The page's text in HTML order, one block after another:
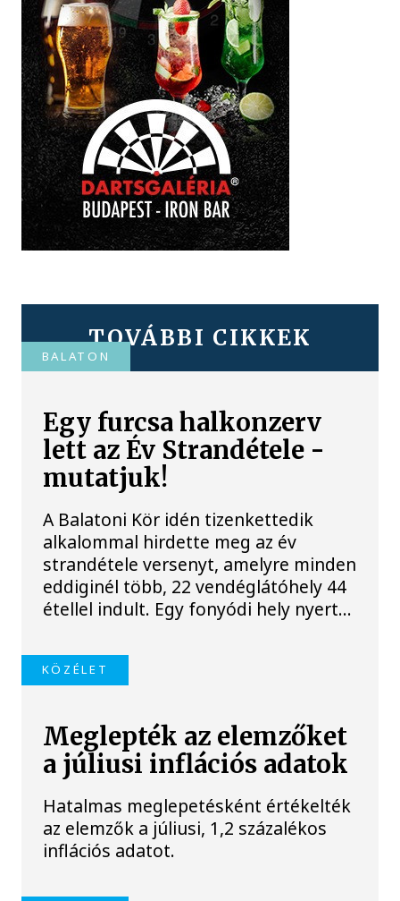
TOVÁBBI CIKKEK
BALATON
Egy furcsa halkonzerv
lett az Év Strandétele -
mutatjuk!
A Balatoni Kör idén tizenkettedik
alkalommal hirdette meg az év
strandétele versenyt, amelyre minden
eddiginél több, 22 vendéglátóhely 44
étellel indult. Egy fonyódi hely nyert...
KÖZÉLET
Meglepték az elemzőket
a júliusi inflációs adatok
Hatalmas meglepetésként értékelték
az elemzők a júliusi, 1,2 százalékos
inflációs adatot.